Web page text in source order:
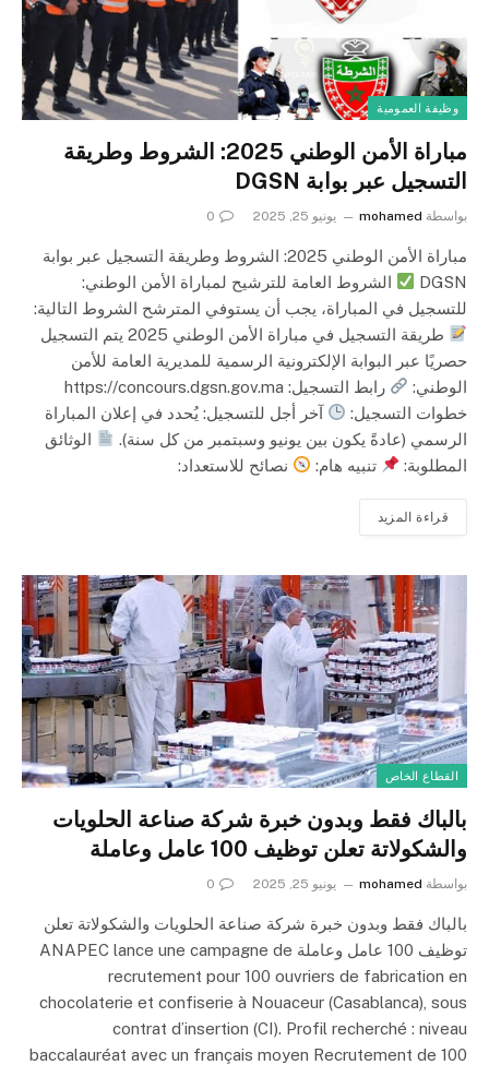
وظيفة العمومية
مباراة الأمن الوطني 2025: الشروط وطريقة
التسجيل عبر بوابة DGSN
بواسطة mohamed يونيو 25, 2025 0
مباراة الأمن الوطني 2025: الشروط وطريقة التسجيل عبر بوابة
DGSN
الشروط العامة للترشيح لمباراة الأمن الوطني:
للتسجيل في المباراة، يجب أن يستوفي المترشح الشروط التالية:
طريقة التسجيل في مباراة الأمن الوطني 2025 يتم التسجيل
حصريًا عبر البوابة الإلكترونية الرسمية للمديرية العامة للأمن
الوطني:
رابط التسجيل: https://concours.dgsn.gov.ma
خطوات التسجيل:
آخر أجل للتسجيل: يُحدد في إعلان المباراة
الرسمي (عادةً يكون بين يونيو وسبتمبر من كل سنة).
الوثائق
المطلوبة:
تنبيه هام: نصائح للاستعداد:
قراءة المزيد
القطاع الخاص
بالباك فقط وبدون خبرة شركة صناعة الحلويات
والشكولاتة تعلن توظيف 100 عامل وعاملة
بواسطة mohamed يونيو 25, 2025 0
بالباك فقط وبدون خبرة شركة صناعة الحلويات والشكولاتة تعلن
توظيف 100 عامل وعاملة ANAPEC lance une campagne de
recrutement pour 100 ouvriers de fabrication en
chocolaterie et confiserie à Nouaceur (Casablanca), sous
contrat d’insertion (CI). Profil recherché : niveau
baccalauréat avec un français moyen Recrutement de 100